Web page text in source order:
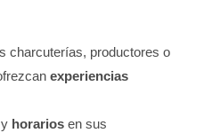
charcuterías, productores o
experiencias
y horarios en sus